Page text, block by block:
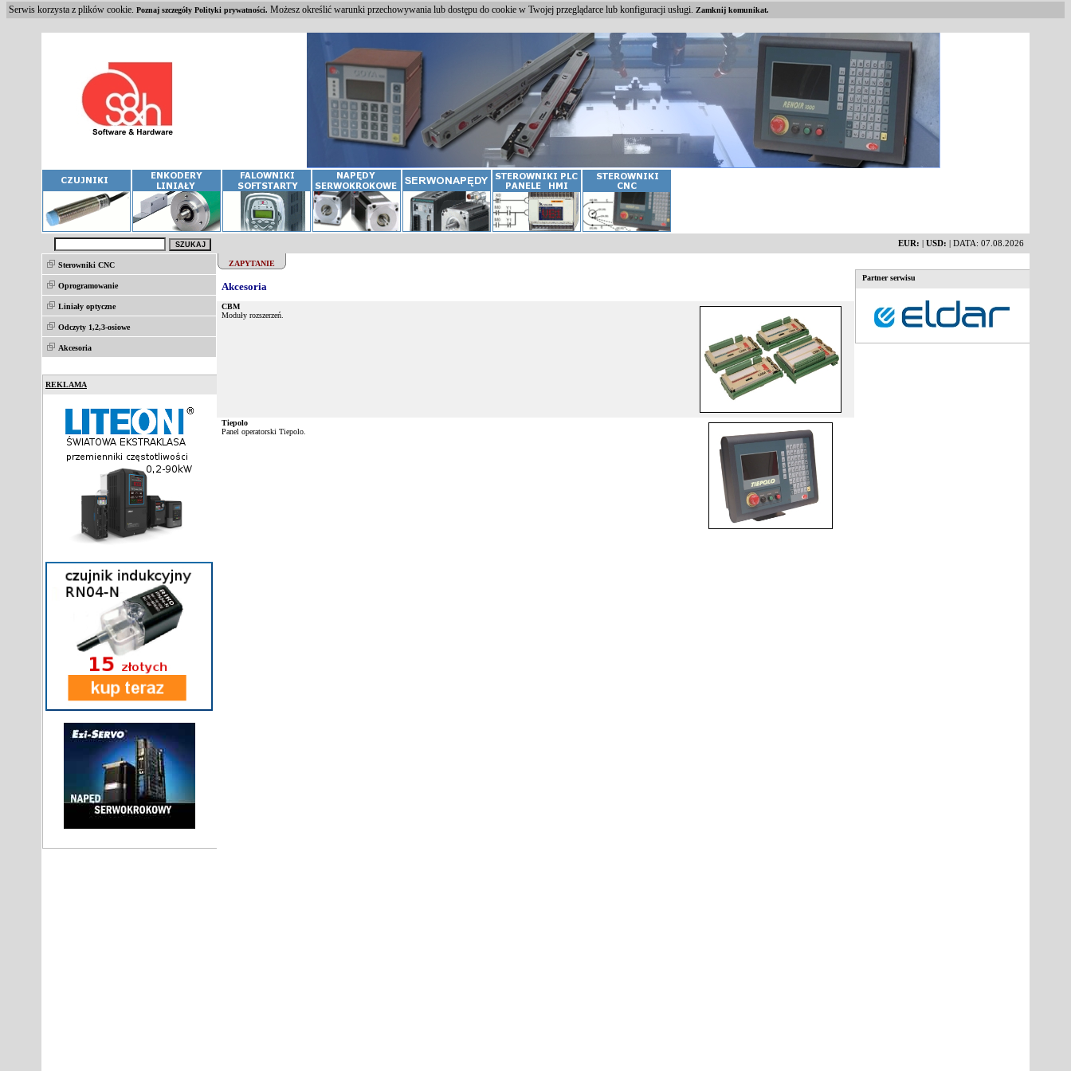
Serwis korzysta z plików cookie. Poznaj szczegóły Polityki prywatności. Możesz określić warunki przechowywania lub dostępu do cookie w Twojej przeglądarce lub konfiguracji usługi. Zamknij komunikat.
EUR: |USD: | DATA: 07.08.2026
Sterowniki CNC
Oprogramowanie
Liniały optyczne
Odczyty 1,2,3-osiowe
Akcesoria
REKLAMA
ZAPYTANIE
Akcesoria
CBM
Moduły rozszerzeń.
Tiepolo
Panel operatorski Tiepolo.
Partner serwisu